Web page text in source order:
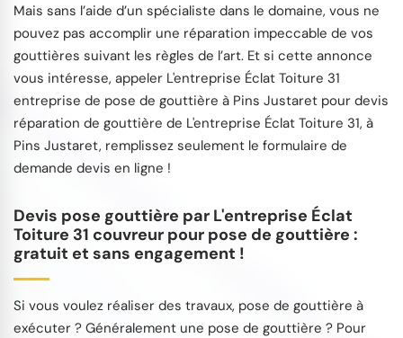
Mais sans l’aide d’un spécialiste dans le domaine, vous ne
pouvez pas accomplir une réparation impeccable de vos
gouttières suivant les règles de l’art. Et si cette annonce
vous intéresse, appeler L'entreprise Éclat Toiture 31
entreprise de pose de gouttière à Pins Justaret pour devis
réparation de gouttière de L'entreprise Éclat Toiture 31, à
Pins Justaret, remplissez seulement le formulaire de
demande devis en ligne !
Devis pose gouttière par L'entreprise Éclat
Toiture 31 couvreur pour pose de gouttière :
gratuit et sans engagement !
Si vous voulez réaliser des travaux, pose de gouttière à
exécuter ? Généralement une pose de gouttière ? Pour